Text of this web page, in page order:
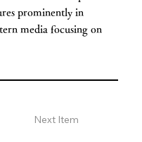
prominently in
media focusing on
Next Item